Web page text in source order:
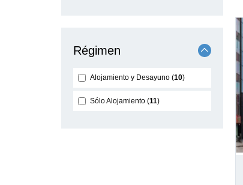
Régimen
Alojamiento y Desayuno 10
Sólo Alojamiento 11